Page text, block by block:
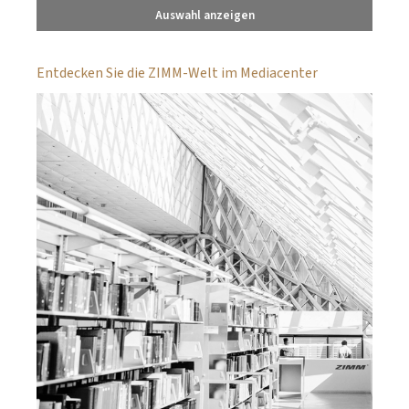
Auswahl anzeigen
Entdecken Sie die ZIMM-Welt im Mediacenter